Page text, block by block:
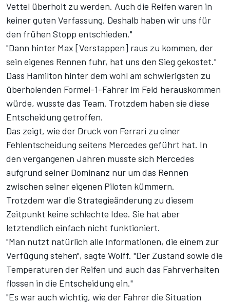
Vettel überholt zu werden. Auch die Reifen waren in
keiner guten Verfassung. Deshalb haben wir uns für
den frühen Stopp entschieden."
"Dann hinter Max [Verstappen] raus zu kommen, der
sein eigenes Rennen fuhr, hat uns den Sieg gekostet."
Dass Hamilton hinter dem wohl am schwierigsten zu
überholenden Formel-1-Fahrer im Feld herauskommen
würde, wusste das Team. Trotzdem haben sie diese
Entscheidung getroffen.
Das zeigt, wie der Druck von Ferrari zu einer
Fehlentscheidung seitens Mercedes geführt hat. In
den vergangenen Jahren musste sich Mercedes
aufgrund seiner Dominanz nur um das Rennen
zwischen seiner eigenen Piloten kümmern.
Trotzdem war die Strategieänderung zu diesem
Zeitpunkt keine schlechte Idee. Sie hat aber
letztendlich einfach nicht funktioniert.
"Man nutzt natürlich alle Informationen, die einem zur
Verfügung stehen", sagte Wolff. "Der Zustand sowie die
Temperaturen der Reifen und auch das Fahrverhalten
flossen in die Entscheidung ein."
"Es war auch wichtig, wie der Fahrer die Situation